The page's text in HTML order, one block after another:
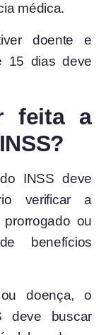
médica.
doente e
15 dias deve
feita a
INSS deve
verificar a
prorrogado ou
benefícios
doença, o
deve buscar